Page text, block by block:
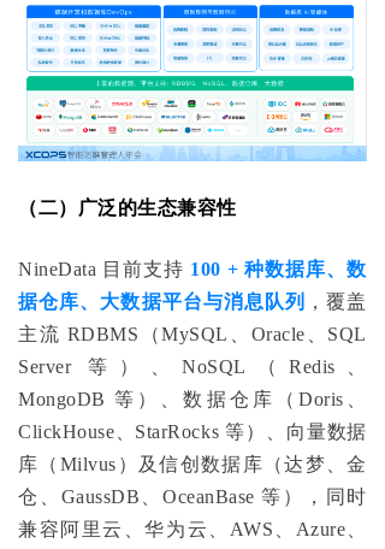
（二）广泛的生态兼容性
NineData 目前支持 100 + 种数据库、数
据仓库、大数据平台与消息队列
，覆盖
主流 RDBMS（MySQL、Oracle、SQL
Server 等）、NoSQL（Redis、
MongoDB 等）、数据仓库（Doris、
ClickHouse、StarRocks 等）、向量数据
库（Milvus）及信创数据库（达梦、金
仓、GaussDB、OceanBase 等 ），同时
兼容阿里云、华为云、AWS、Azure、